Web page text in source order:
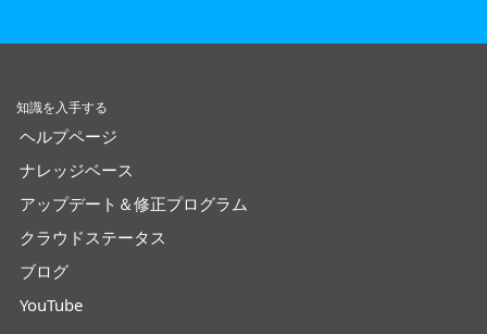
知識を入手する
ヘルプページ
ナレッジベース
アップデート＆修正プログラム
クラウドステータス
ブログ
YouTube